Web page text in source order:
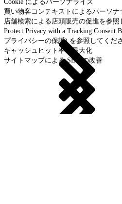
Cookie によるパーソナライズ
買い物客コンテキストによるパーソナ
店舗検索による店頭販売の促進を参照
Protect Privacy with a Tracking Consent
プライバシーの保護) を参照してくだ
キャッシュヒット率の最大化
サイトマップによる SEO の改善